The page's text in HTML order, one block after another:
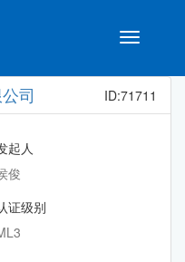
Toggle
司 ID:71711
起人
俊
证级别